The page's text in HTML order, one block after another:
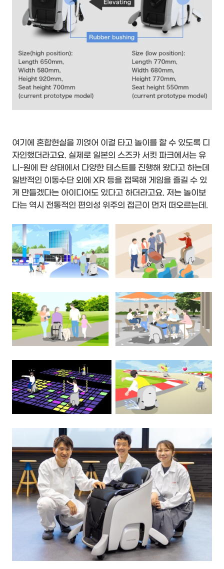
여기에 혼합현실을 끼얹어 이걸 타고 놀이를 할 수 있도록 디
자인했더라고요. 실제로 일본의 스즈카 서킷 파크에서는 유
니-원에 탄 상태에서 다양한 테스트를 진행해 왔다고 하는데
일반적인 이동수단 외에 XR 등을 접목해 게임을 즐길 수 있
게 만들겠다는 아이디어도 있다고 하더라고요. 저는 놀이보
다는 역시 전통적인 편의성 위주의 접근이 먼저 떠오르는데.